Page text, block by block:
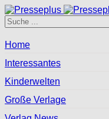
Home
Interessantes
Kinderwelten
Große Verlage